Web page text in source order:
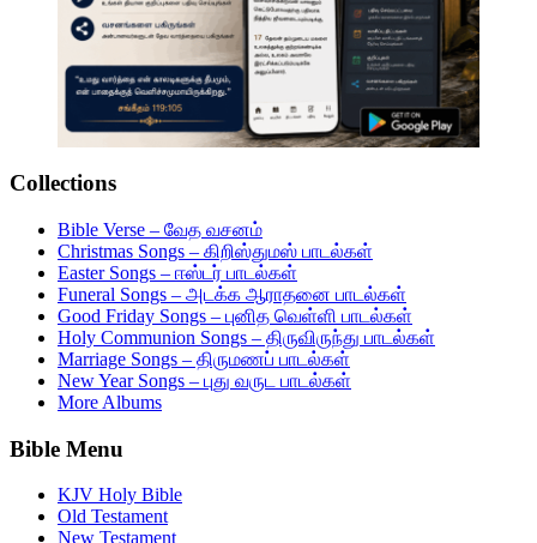
Collections
Bible Verse – வேத வசனம்
Christmas Songs – கிறிஸ்துமஸ் பாடல்கள்
Easter Songs – ஈஸ்டர் பாடல்கள்
Funeral Songs – அடக்க ஆராதனை பாடல்கள்
Good Friday Songs – புனித வெள்ளி பாடல்கள்
Holy Communion Songs – திருவிருந்து பாடல்கள்
Marriage Songs – திருமணப் பாடல்கள்
New Year Songs – புது வருட பாடல்கள்
More Albums
Bible Menu
KJV Holy Bible
Old Testament
New Testament